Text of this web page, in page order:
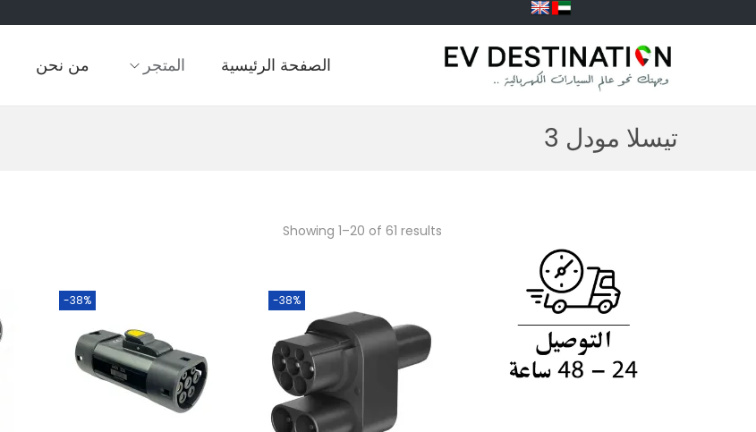
الصفحة الرئيسية المتجر من نحن
تيسلا مودل 3
Showing 1–20 of 61 results
-38%
-38%